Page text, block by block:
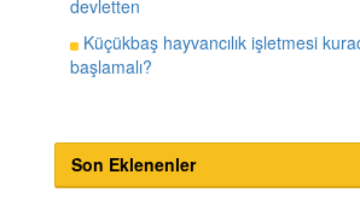
devletten
Küçükbaş hayvancılık işletmesi
başlamalı?
Son Eklenenler